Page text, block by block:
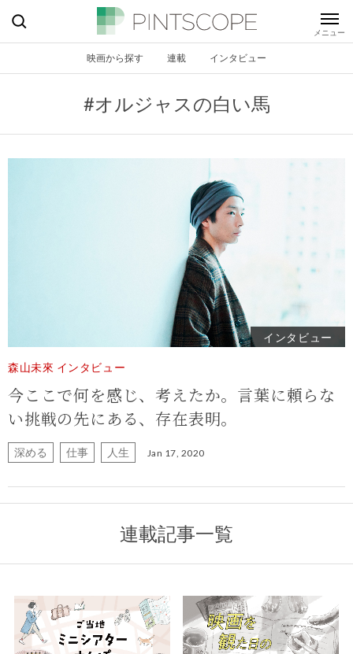
映画から探す 連載 インタビュー
#オルジャスの白い馬
インタビュー
森山未來 インタビュー
今ここで何を感じ、考えたか。 言葉に頼らな
い挑戦の先にある、存在表明。
深める 仕事 人生 Jan 17, 2020
連載記事一覧